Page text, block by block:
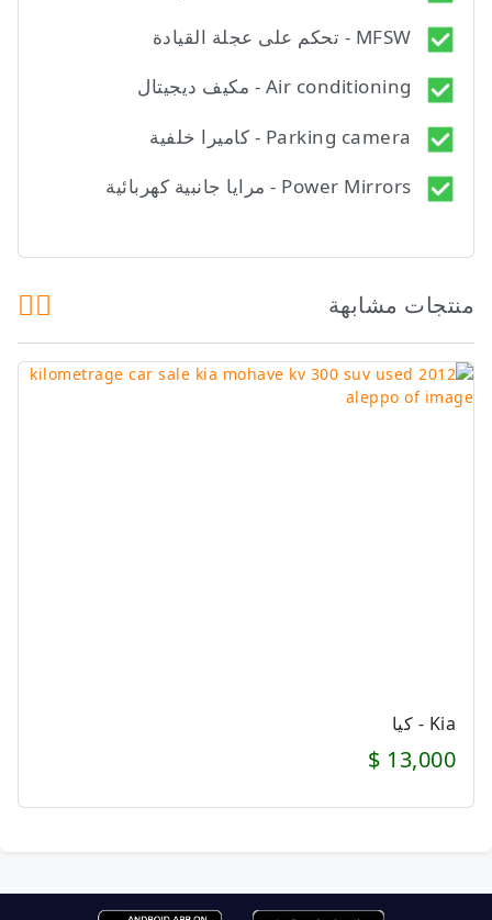
MFSW - تحكم على عجلة القيادة
Air conditioning - مكيف ديجيتال
Parking camera - كاميرا خلفية
Power Mirrors - مرايا جانبية كهربائية
منتجات مشابهة
Kia - كيا
13,000 $